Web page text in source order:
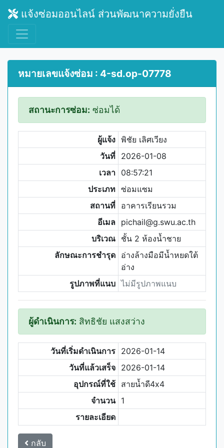
แจ้งซ่อมออนไลน์ ส่วนพัฒนาความยั่งยืน
หมายเลขแจ้งซ่อม : 4-sd.op-07778
สถานะการซ่อม: ซ่อมได้
ผู้แจ้ง พิชัย เลิศเวียง
วันที่ 2026-01-08
เวลา 08:57:21
ประเภท ซ่อมแซม
สถานที่ อาคารเรียนรวม
อีเมล pichail@g.swu.ac.th
บริเวณ ชั้น 2 ห้องน้ำชาย
ลักษณะการชำรุด อ่างล้างมือมีน้ำหยดใต้
อ่าง
รูปภาพที่แนบ ไม่มีรูปภาพแนบ
ผู้ดำเนินการ: สิทธิชัย แสงสว่าง
วันที่เริ่มดำเนินการ 2026-01-14
วันที่แล้วเสร็จ 2026-01-14
อุปกรณ์ที่ใช้ สายน้ำดี4x4
จำนวน 1
รายละเอียด
กลับ